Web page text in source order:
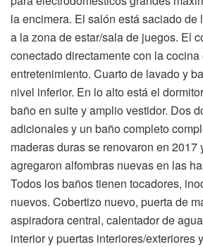
la encimera. El salón está saciado de
a la zona de estar/sala de juegos. El
conectado directamente con la cocina
entretenimiento. Cuarto de lavado y
nivel inferior. En lo alto está el
baño en suite y amplio vestidor. Dos
adicionales y un baño completo
maderas duras se renovaron en 2017
agregaron alfombras nuevas en las
Todos los baños tienen tocadores,
nuevos. Cobertizo nuevo, puerta de
aspiradora central, calentador de
interior y puertas interiores/exteriores